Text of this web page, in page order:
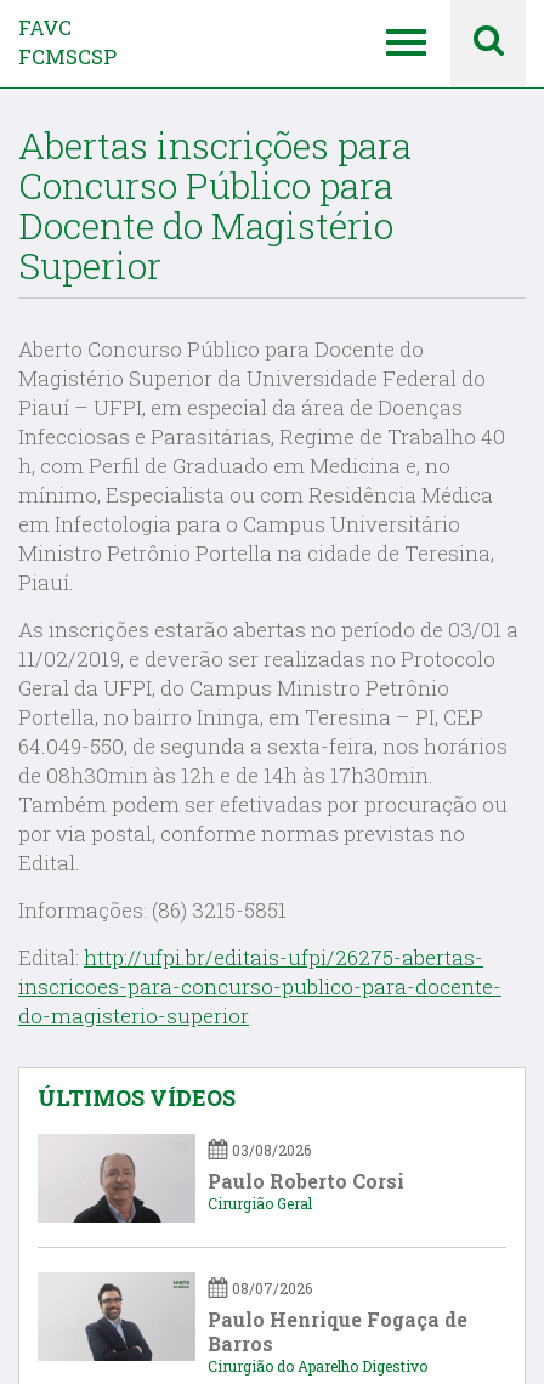
FAVC
FCMSCSP
Abertas inscrições para
Concurso Público para
Docente do Magistério
Superior
Aberto Concurso Público para Docente do
Magistério Superior da Universidade Federal do
Piauí – UFPI, em especial da área de Doenças
Infecciosas e Parasitárias, Regime de Trabalho 40
h, com Perfil de Graduado em Medicina e, no
mínimo, Especialista ou com Residência Médica
em Infectologia para o Campus Universitário
Ministro Petrônio Portella na cidade de Teresina,
Piauí.
As inscrições estarão abertas no período de 03/01 a
11/02/2019, e deverão ser realizadas no Protocolo
Geral da UFPI, do Campus Ministro Petrônio
Portella, no bairro Ininga, em Teresina – PI, CEP
64.049-550, de segunda a sexta-feira, nos horários
de 08h30min às 12h e de 14h às 17h30min.
Também podem ser efetivadas por procuração ou
por via postal, conforme normas previstas no
Edital.
Informações: (86) 3215-5851
Edital: http://ufpi.br/editais-ufpi/26275-abertas-
inscricoes-para-concurso-publico-para-docente-
do-magisterio-superior
ÚLTIMOS VÍDEOS
03/08/2026
Paulo Roberto Corsi
Cirurgião Geral
08/07/2026
Paulo Henrique Fogaça de
Barros
Cirurgião do Aparelho Digestivo